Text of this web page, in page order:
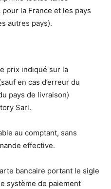
la France et les pays
autres pays).
prix indiqué sur la
en cas d’erreur du
pays de livraison)
Sarl.
au comptant, sans
effective.
bancaire portant le sigle
système de paiement